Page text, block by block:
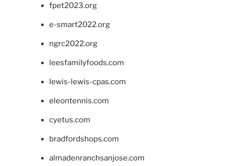
fpet2023.org
e-smart2022.org
ngrc2022.org
leesfamilyfoods.com
lewis-lewis-cpas.com
eleontennis.com
cyetus.com
bradfordshops.com
almadenranchsanjose.com